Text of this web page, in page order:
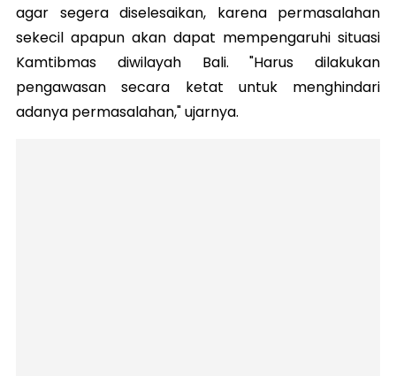
agar segera diselesaikan, karena permasalahan
sekecil apapun akan dapat mempengaruhi situasi
Kamtibmas diwilayah Bali. "Harus dilakukan
pengawasan secara ketat untuk menghindari
adanya permasalahan," ujarnya.